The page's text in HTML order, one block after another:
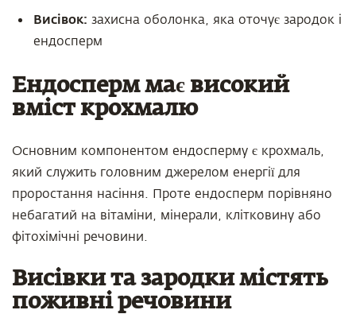
Висівок: захисна оболонка, яка оточує зародок і
ендосперм
Ендосперм має високий
вміст крохмалю
Основним компонентом ендосперму є крохмаль,
який служить головним джерелом енергії для
проростання насіння. Проте ендосперм порівняно
небагатий на вітаміни, мінерали, клітковину або
фітохімічні речовини.
Висівки та зародки містять
поживні речовини